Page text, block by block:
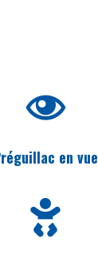
en vue